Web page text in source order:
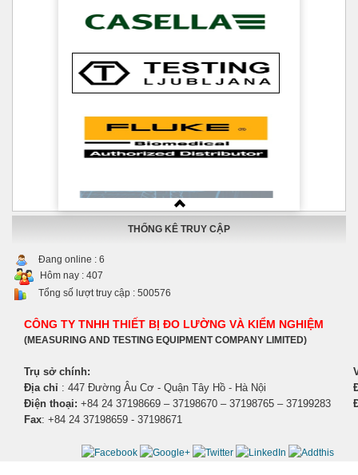
THỐNG KÊ TRUY CẬP
Đang online : 6
Hôm nay : 407
Tổng số lượt truy cập : 500576
CÔNG TY TNHH THIẾT BỊ ĐO LƯỜNG VÀ KIỂM NGHIỆM
(MEASURING AND TESTING EQUIPMENT COMPANY LIMITED)
Trụ sở chính:
Địa chỉ : 447 Đường Âu Cơ - Quận Tây Hồ - Hà Nội
Điện thoại: +84 24 37198669 – 37198670 – 37198765 – 37199283
Fax: +84 24 37198659 - 37198671